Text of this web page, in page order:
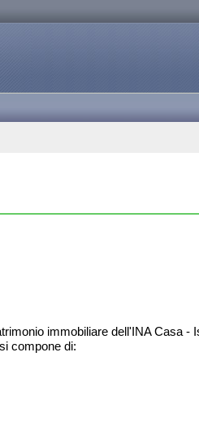
immobiliare dell'INA Casa -
compone di: